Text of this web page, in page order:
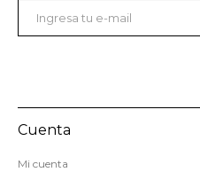
Cuenta
Mi cuenta